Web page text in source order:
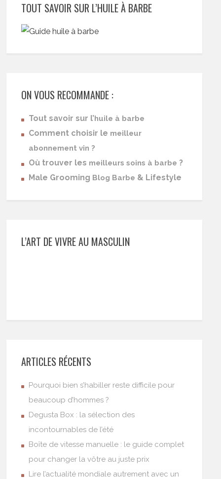
TOUT SAVOIR SUR L’HUILE À BARBE
ON VOUS RECOMMANDE :
Tout savoir sur l’huile à barbe
Comment choisir le meilleur
abonnement vin ?
Où trouver les meilleurs soins à barbe ?
Male Grooming Blog Barbe & Lifestyle
L’ART DE VIVRE AU MASCULIN
ARTICLES RÉCENTS
Pourquoi bien s’habiller reste difficile pour
beaucoup d’hommes ?
Degusta Box : la sélection des
incontournables de l’été
Boîte de vitesse manuelle : le guide complet
pour changer la vôtre au juste prix
Lire l’actualité mondiale autrement avec un